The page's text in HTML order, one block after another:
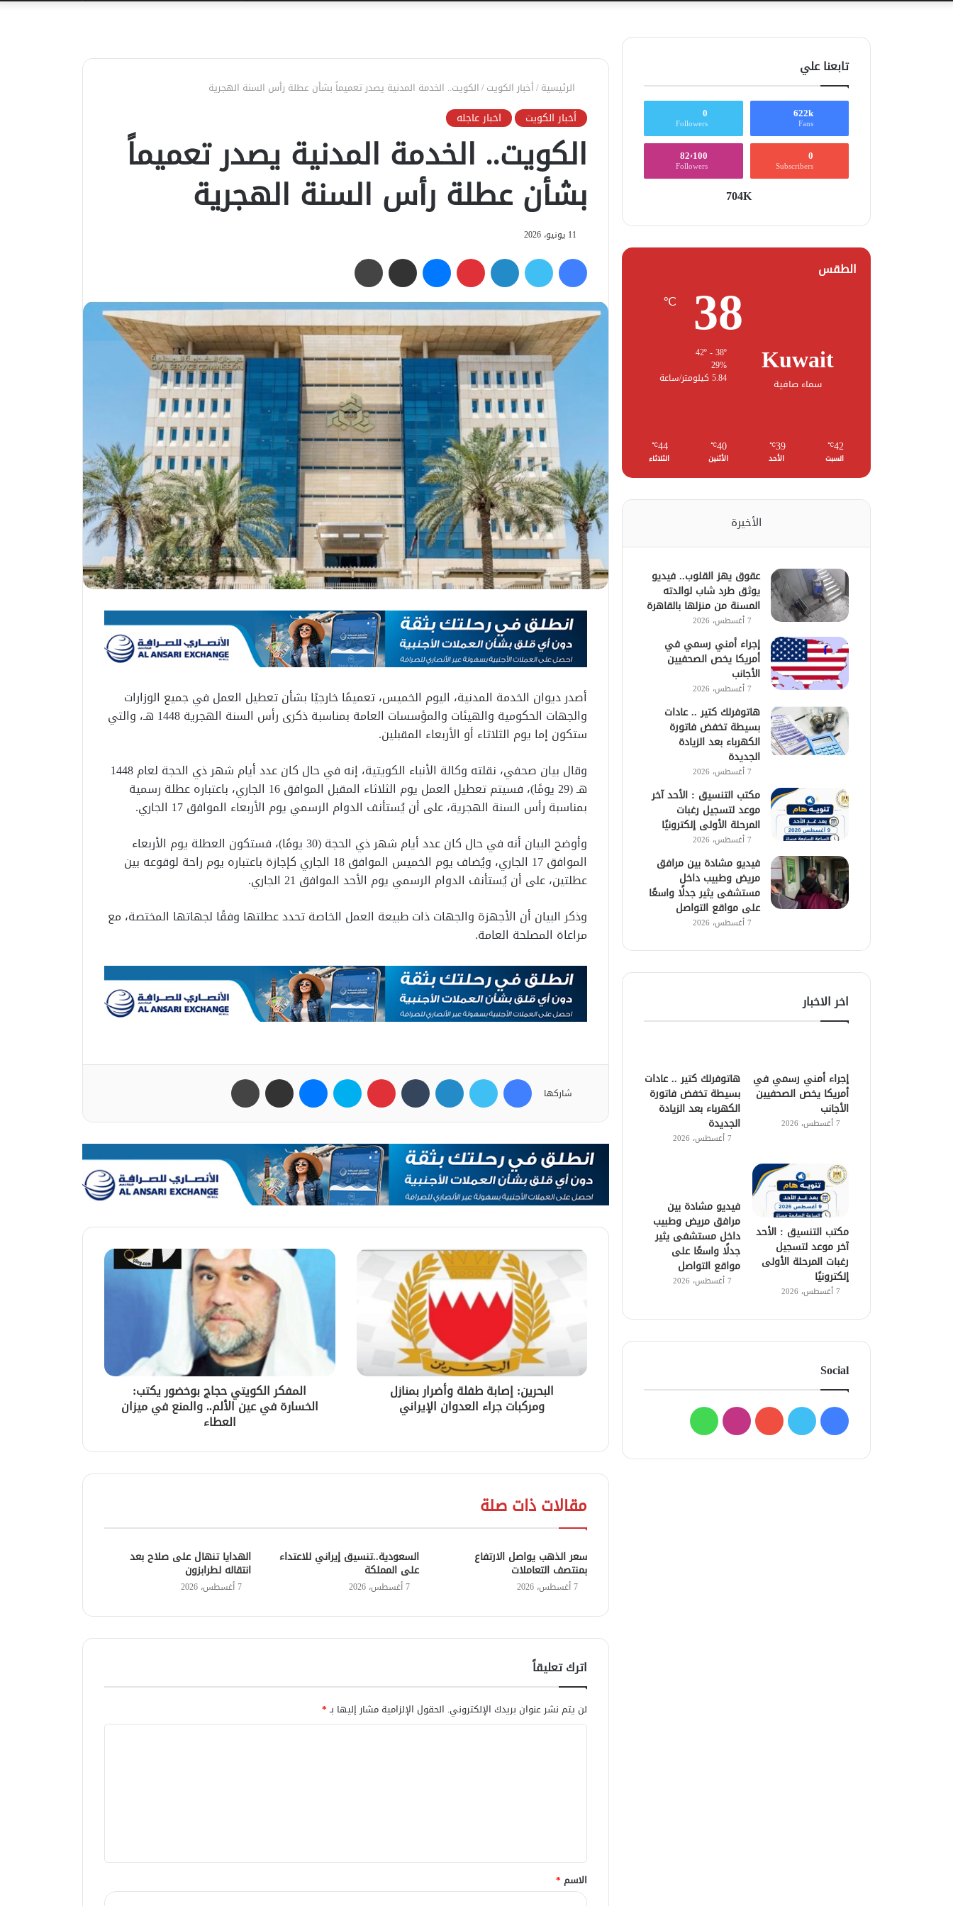
الرئيسية/أخبار الكويت/الكويت.. الخدمة المدنية يصدر تعميماً بشأن عطلة رأس السنة الهجرية
أخبار الكويت اخبار عاجله
الكويت.. الخدمة المدنية يصدر تعميماً
بشأن عطلة رأس السنة الهجرية
11 يونيو، 2026
فيسبوك تويتر لينكدإن بينتيريست ماسنجر مشاركة عبر البريد
أصدر ديوان الخدمة المدنية، اليوم الخميس، تعميمًا خارجيًا بشأن تعطيل العمل في جميع الوزارات
والجهات الحكومية والهيئات والمؤسسات العامة بمناسبة ذكرى رأس السنة الهجرية 1448 هـ، والتي
ستكون إما يوم الثلاثاء أو الأربعاء المقبلين.
وقال بيان صحفي، نقلته وكالة الأنباء الكويتية، إنه في حال كان عدد أيام شهر ذي الحجة لعام 1448
هـ (29 يومًا)، فسيتم تعطيل العمل يوم الثلاثاء المقبل الموافق 16 الجاري، باعتباره عطلة رسمية
بمناسبة رأس السنة الهجرية، على أن يُستأنف الدوام الرسمي يوم الأربعاء الموافق 17 الجاري.
وأوضح البيان أنه في حال كان عدد أيام شهر ذي الحجة (30 يومًا)، فستكون العطلة يوم الأربعاء
الموافق 17 الجاري، ويُضاف يوم الخميس الموافق 18 الجاري كإجازة باعتباره يوم راحة لوقوعه بين
عطلتين، على أن يُستأنف الدوام الرسمي يوم الأحد الموافق 21 الجاري.
وذكر البيان أن الأجهزة والجهات ذات طبيعة العمل الخاصة تحدد عطلتها وفقًا لجهاتها المختصة، مع
مراعاة المصلحة العامة.
شاركها
فيسبوك تويتر لينكدإن بينتيريست سكايب ماسنجر مشاركة عبر البريد
البحرين: إصابة طفلة وأضرار بمنازل
ومركبات جراء العدوان الإيراني
المفكر الكويتي حجاج بوخضور يكتب:
الخسارة في عين الألم.. والمنع في ميزان
العطاء
مقالات ذات صلة
سعر الذهب يواصل الارتفاع
بمنتصف التعاملات
7 أغسطس، 2026
السعودية..تنسيق إيراني للاعتداء
على المملكة
7 أغسطس، 2026
الهدايا تنهال على صلاح بعد
انتقاله لطرابزون
7 أغسطس، 2026
اترك تعليقاً
لن يتم نشر عنوان بريدك الإلكتروني. الحقول الإلزامية مشار إليها بـ*
ق
*
الاسم *
تابعنا علي
622k
Fans
0
Followers
0
Subscribers
82٬100
Followers
704K
الطقس
Kuwait
سماء صافية
38
℃
42º - 38º
29%
5.84 كيلومتر/ساعة
42
℃
السبت
39
℃
الأحد
40
℃
الأثنين
44
℃
الثلاثاء
الأخيرة
عقوق يهز القلوب.. فيديو
يوثق طرد شاب لوالدته
المسنة من منزلها بالقاهرة
7 أغسطس، 2026
إجراء أمني رسمي في
أمريكا يخص الصحفيين
الأجانب
7 أغسطس، 2026
هاتوفرلك كتير .. عادات
بسيطة تخفض فاتورة
الكهرباء بعد الزيادة
الجديدة
7 أغسطس، 2026
مكتب التنسيق : الأحد آخر
موعد لتسجيل رغبات
المرحلة الأولى إلكترونيًا
7 أغسطس، 2026
فيديو مشادة بين مرافق
مريض وطبيب داخل
مستشفى يثير جدلًا واسعًا
على مواقع التواصل
7 أغسطس، 2026
اخر الاخبار
إجراء أمني رسمي في
أمريكا يخص الصحفيين
الأجانب
7 أغسطس، 2026
هاتوفرلك كتير .. عادات
بسيطة تخفض فاتورة
الكهرباء بعد الزيادة
الجديدة
7 أغسطس، 2026
مكتب التنسيق : الأحد
آخر موعد لتسجيل
رغبات المرحلة الأولى
إلكترونيًا
7 أغسطس، 2026
فيديو مشادة بين
مرافق مريض وطبيب
داخل مستشفى يثير
جدلًا واسعًا على
مواقع التواصل
7 أغسطس، 2026
Social
فيسبوك
تويتر يوتيوبانستقرامواتساب